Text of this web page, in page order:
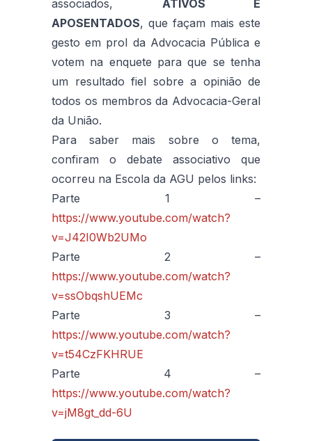
associados, ATIVOS E
APOSENTADOS, que façam mais este
gesto em prol da Advocacia Pública e
votem na enquete para que se tenha
um resultado fiel sobre a opinião de
todos os membros da Advocacia-Geral
da União.
Para saber mais sobre o tema,
confiram o debate associativo que
ocorreu na Escola da AGU pelos links:
Parte 1 –
https://www.youtube.com/watch?
v=J42I0Wb2UMo
Parte 2 –
https://www.youtube.com/watch?
v=ssObqshUEMc
Parte 3 –
https://www.youtube.com/watch?
v=t54CzFKHRUE
Parte 4 –
https://www.youtube.com/watch?
v=jM8gt_dd-6U